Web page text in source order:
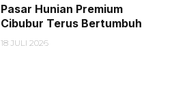
Pasar Hunian Premium
Cibubur Terus Bertumbuh
18 JULI 2026